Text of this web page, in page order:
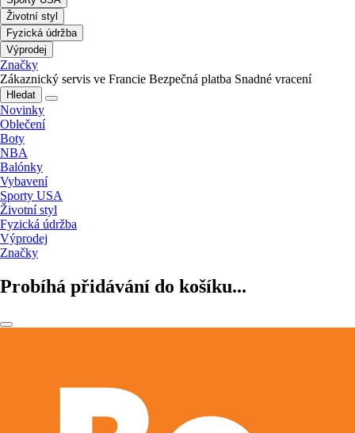
Životní styl
Fyzická údržba
Výprodej
Značky
Zákaznický servis ve Francie Bezpečná platba Snadné vracení
Hledat
Novinky
Oblečení
Boty
NBA
Balónky
Vybavení
Sporty USA
Životní styl
Fyzická údržba
Výprodej
Značky
Probíhá přidávání do košíku...